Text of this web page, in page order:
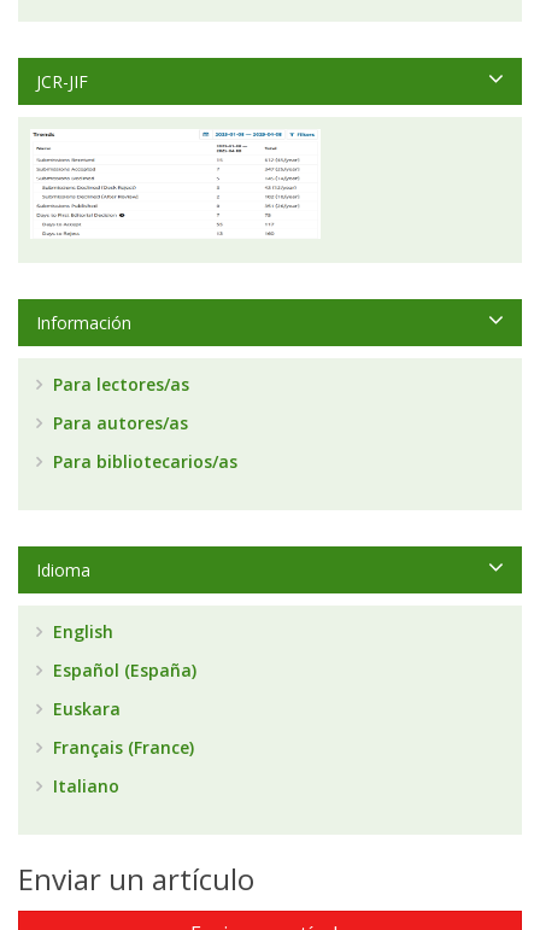
JCR-JIF
Información
Para lectores/as
Para autores/as
Para bibliotecarios/as
Idioma
English
Español (España)
Euskara
Français (France)
Italiano
Enviar un artículo